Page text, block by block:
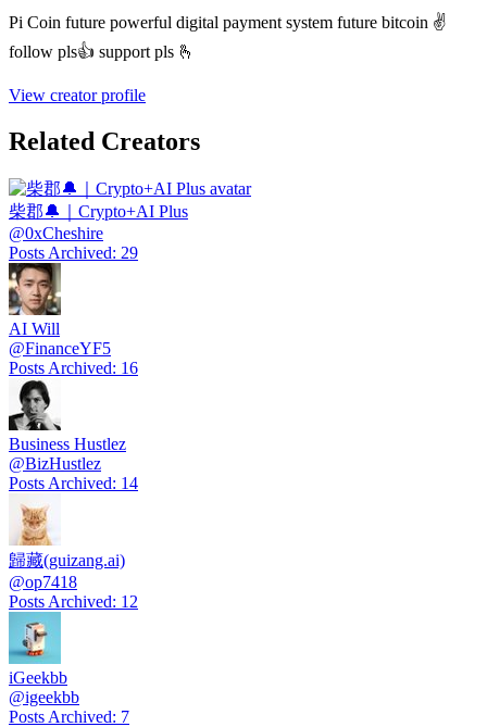
Pi Coin future powerful digital payment system future bitcoin ✌️
follow pls👍 support pls 🫰
View creator profile
Related Creators
柴郡🔔｜Crypto+AI Plus
@0xCheshire
Posts Archived: 29
AI Will
@FinanceYF5
Posts Archived: 16
Business Hustlez
@BizHustlez
Posts Archived: 14
歸藏(guizang.ai)
@op7418
Posts Archived: 12
iGeekbb
@igeekbb
Posts Archived: 7